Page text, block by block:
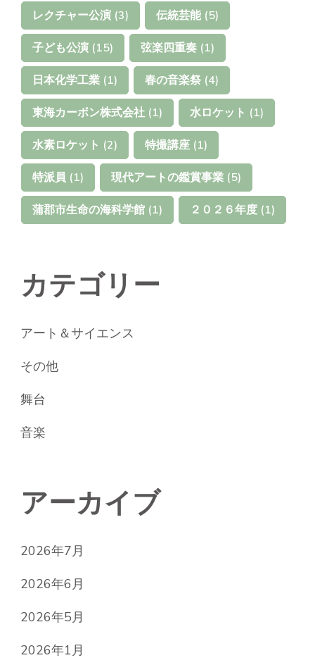
レクチャー公演 (3) 伝統芸能 (5)
子ども公演 (15) 弦楽四重奏 (1)
日本化学工業 (1) 春の音楽祭 (4)
東海カーボン株式会社 (1) 水ロケット (1)
水素ロケット (2) 特撮講座 (1)
特派員 (1) 現代アートの鑑賞事業 (5)
蒲郡市生命の海科学館 (1) ２０２６年度 (1)
カテゴリー
アート＆サイエンス
その他
舞台
音楽
アーカイブ
2026年7月
2026年6月
2026年5月
2026年1月